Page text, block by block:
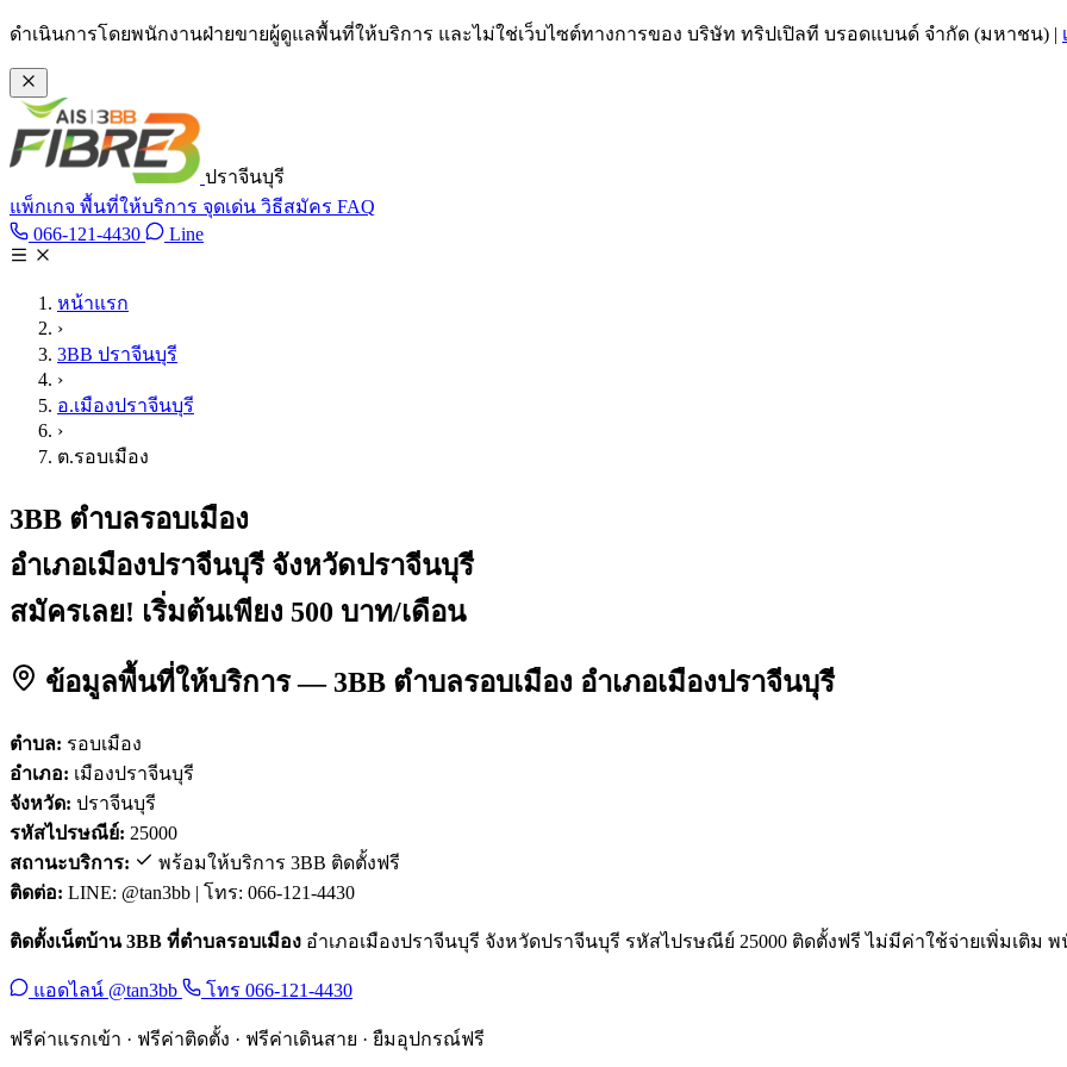
ข้ามไปเนื้อหาหลัก
ดำเนินการโดยพนักงานฝ่ายขายผู้ดูแลพื้นที่ให้บริการ และไม่ใช่เว็บไซต์ทางการของ บริษัท ทริปเปิลที บรอดแบนด์ จำกัด (มหาชน) |
ปราจีนบุรี
แพ็กเกจ พื้นที่ให้บริการ จุดเด่น วิธีสมัคร FAQ
066-121-4430 โทร 066-121-4430
LineLine @tan3bb
หน้าแรก
›
3BB ปราจีนบุรี
›
อ.เมืองปราจีนบุรี
›
ต.รอบเมือง
3BB ตำบลรอบเมือง
อำเภอเมืองปราจีนบุรี จังหวัดปราจีนบุรี
สมัครเลย! เริ่มต้นเพียง 500 บาท/เดือน
ข้อมูลพื้นที่ให้บริการ — 3BB ตำบลรอบเมือง อำเภอเมืองปราจีนบุรี
ตำบล: รอบเมือง
อำเภอ: เมืองปราจีนบุรี
จังหวัด: ปราจีนบุรี
รหัสไปรษณีย์: 25000
สถานะบริการ:
พร้อมให้บริการ 3BB ติดตั้งฟรี
ติดต่อ: LINE: @tan3bb | โทร: 066-121-4430
ติดตั้งเน็ตบ้าน 3BB ที่ตำบลรอบเมือง อำเภอเมืองปราจีนบุรี จังหวัดปราจีนบุรี รหัสไปรษณีย์ 25000 ติดตั้งฟรี ไม่มีค่าใช้จ่ายเพิ่มเติ
แอดไลน์ @tan3bb โทร 066-121-4430
ฟรีค่าแรกเข้า · ฟรีค่าติดตั้ง · ฟรีค่าเดินสาย · ยืมอุปกรณ์ฟรี